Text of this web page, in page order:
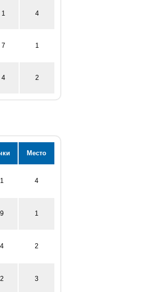
1 4
7 1
4 2
Место
1 4
9 1
4 2
2 3